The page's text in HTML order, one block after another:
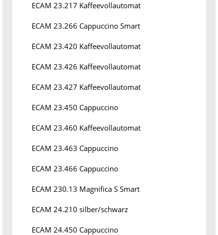
ECAM 23.217 Kaffeevollautomat
ECAM 23.266 Cappuccino Smart
ECAM 23.420 Kaffeevollautomat
ECAM 23.426 Kaffeevollautomat
ECAM 23.427 Kaffeevollautomat
ECAM 23.450 Cappuccino
ECAM 23.460 Kaffeevollautomat
ECAM 23.463 Cappuccino
ECAM 23.466 Cappuccino
ECAM 230.13 Magnifica S Smart
ECAM 24.210 silber/schwarz
ECAM 24.450 Cappuccino